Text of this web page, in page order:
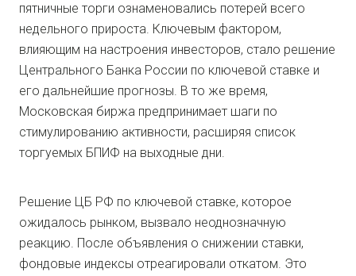
пятничные торги ознаменовались потерей всего
недельного прироста. Ключевым фактором,
влияющим на настроения инвесторов, стало решение
Центрального Банка России по ключевой ставке и
его дальнейшие прогнозы. В то же время,
Московская биржа предпринимает шаги по
стимулированию активности, расширяя список
торгуемых БПИФ на выходные дни.
Решение ЦБ РФ по ключевой ставке, которое
ожидалось рынком, вызвало неоднозначную
реакцию. После объявления о снижении ставки,
фондовые индексы отреагировали откатом. Это